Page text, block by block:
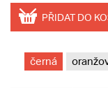
PŘIDAT DO
černá